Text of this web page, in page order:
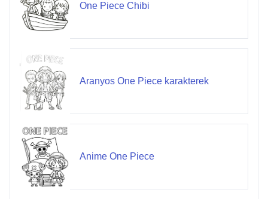
One Piece Chibi
Aranyos One Piece karakterek
Anime One Piece